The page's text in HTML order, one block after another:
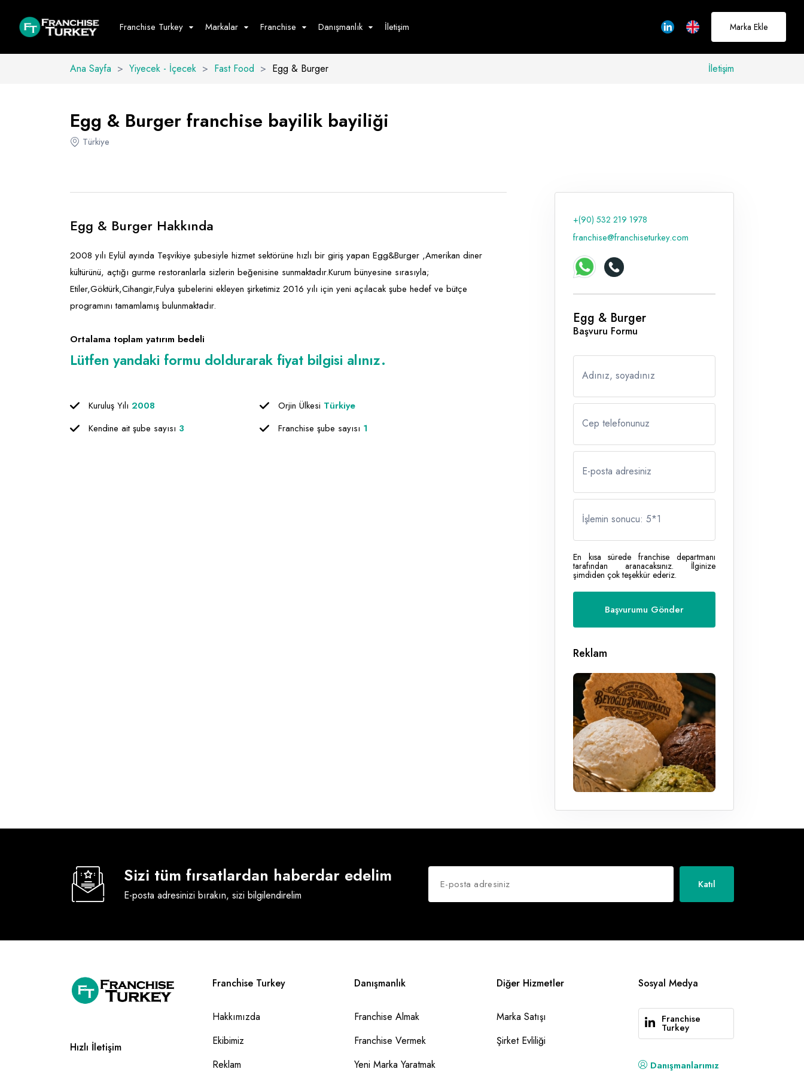
Franchise Turkey Markalar
Yiyecek - İçecek Hizmet
Hepsini Göster
buradayız
Hakkımızda
Franchise Danışmanlık İletişim Marka Ekle
Ana Sayfa > Yiyecek - İçecek > Fast Food > Egg & Burger İletişim
Egg & Burger franchise bayilik bayiliği
Türkiye
Egg & Burger Hakkında
2008 yılı Eylül ayında Teşvikiye şubesiyle hizmet sektörüne hızlı bir giriş yapan Egg&Burger ,Amerikan diner
kültürünü, açtığı gurme restoranlarla sizlerin beğenisine sunmaktadır.Kurum bünyesine sırasıyla;
Etiler,Göktürk,Cihangir,Fulya şubelerini ekleyen şirketimiz 2016 yılı için yeni açılacak şube hedef ve bütçe
programını tamamlamış bulunmaktadır.
Ortalama toplam yatırım bedeli
Lütfen yandaki formu doldurarak fiyat bilgisi alınız.
Kuruluş Yılı 2008 Orjin Ülkesi Türkiye
Kendine ait şube sayısı 3 Franchise şube sayısı 1
+(90) 532 219 1978
franchise@franchiseturkey.com
Egg & Burger
Başvuru Formu
Adınız, soyadınız
Cep telefonunuz
E-posta adresiniz
İşlemin sonucu: 5*1
En kısa sürede franchise departmanı
tarafından aranacaksınız. İlginize
şimdiden çok teşekkür ederiz.
Reklam
Sizi tüm fırsatlardan haberdar edelim
E-posta adresinizi bırakın, sizi bilgilendirelim
Katıl
Hızlı İletişim
Franchise Turkey
Hakkımızda
Ekibimiz
Reklam
Danışmanlık
Franchise Almak
Franchise Vermek
Yeni Marka Yaratmak
Diğer Hizmetler
Marka Satışı
Şirket Evliliği
Sosyal Medya
Franchise
Turkey
Danışmanlarımız